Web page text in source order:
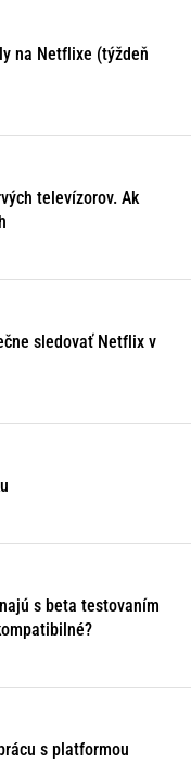
na Netflixe (týždeň
televízorov. Ak
sledovať Netflix v
s beta testovaním
s platformou